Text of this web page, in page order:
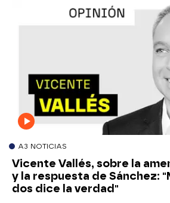
A3 NOTICIAS
Vicente Vallés, sobre la
y la respuesta de Sánchez:
dos dice la verdad"